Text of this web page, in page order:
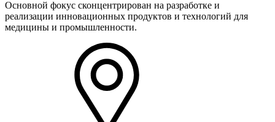
Основной фокус сконцентрирован на разработке и
реализации инновационных продуктов и технологий для
медицины и промышленности.